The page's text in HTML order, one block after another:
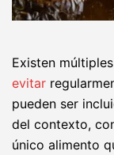
Existen múltiples
evitar
pueden ser
del contexto,
único alimento